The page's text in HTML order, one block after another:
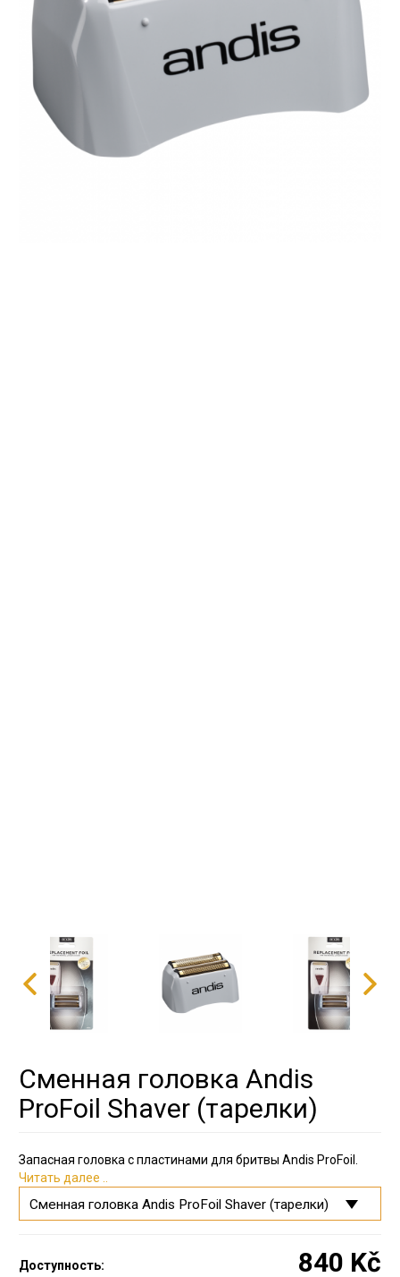
Сменная головка Andis
ProFoil Shaver (тарелки)
Запасная головка с пластинами для бритвы Andis ProFoil.
Читать далее ..
Доступность: 840 Kč